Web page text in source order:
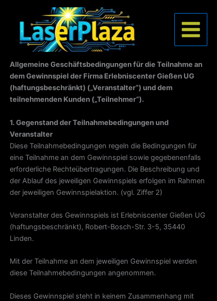
springen
Allgemeine Geschäftsbedingungen für die Teilnahme an
dem Gewinnspiel der Firma Erlebniscenter Gießen UG
(haftungsbeschränkt) („Veranstalter“) und dem
teilnehmenden Kunden („Teilnehmer“).
1. Gegenstand der Teilnahmebedingungen und
Veranstalter
Diese Teilnahmebedingungen regeln die Bedingungen für
eine Teilnahme an dem Gewinnspiel sowie gegebenenfalls
erforderliche Rechteübertragungen. Die Beschreibung und
der Ablauf des jeweiligen Gewinnspiels erfolgen im Rahmen
der jeweiligen Gewinnspielaktion. (vgl. Ziffer 2)
Veranstalter des Gewinnspiels ist Erlebniscenter Gießen UG
(haftungsbeschränkt), Robert-Bosch-Str. 3-5, 35440
Linden.
Mit der Teilnahme an dem jeweiligen Gewinnspiel werden
diese Teilnahmebedingungen angenommen.
Dieses Gewinnspiel steht in keinem Zusammenhang mit